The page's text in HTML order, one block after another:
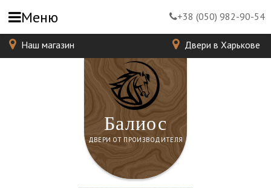
Балиос
ДВЕРИ ОТ ПРОИЗВОДИТЕЛЯ
Наш магазин Двери в Харькове
Меню +38 (050) 982-90-54